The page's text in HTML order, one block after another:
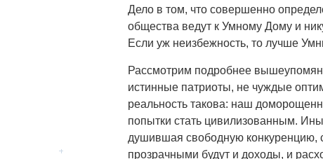
Дело в том, что совершенно
общества ведут к Умному Дому и
Если уж неизбежность, то лучше
Рассмотрим подробнее
истинные патриоты, не чуждые
реальность такова: наш
попытки стать цивилизованным.
душившая свободную конкуренцию,
прозрачными будут и доходы, и